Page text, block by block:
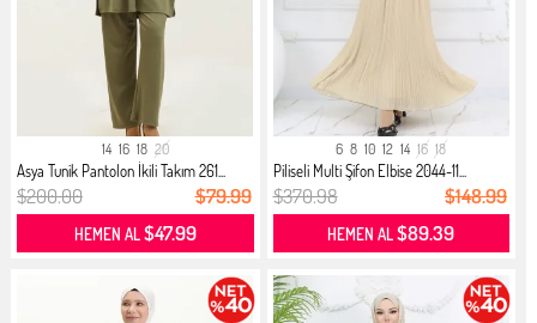
14 16 18 20
Asya Tunik Pantolon İkili Takım 261...
$200.00 $79.99
HEMEN AL$47.99
6 8 10 12 14 16 18
Piliseli Multi Şifon Elbise 2044-11...
$370.98 $148.99
HEMEN AL$89.39